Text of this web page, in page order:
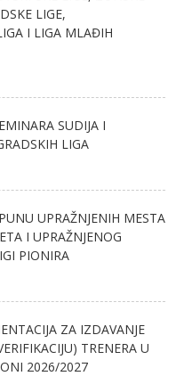
LIGE,
I LIGA MLAĐIH
SUDIJA I
LIGA
UPRAŽNJENIH MESTA
I UPRAŽNJENOG
PIONIRA
ZA IZDAVANJE
TRENERA U
2026/2027